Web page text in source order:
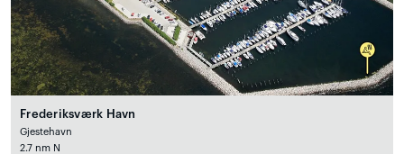
Frederiksværk Havn
Gjestehavn
2.7 nm N